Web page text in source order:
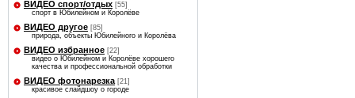
ВИДЕО спорт/отдых [55]
спорт в Юбилейном и Королёве
ВИДЕО другое [85]
природа, объекты Юбилейного и Королёва
ВИДЕО избранное [22]
видео о Юбилейном и Королёве хорошего
качества и профессиональной обработки
ВИДЕО фотонарезка [21]
красивое слайдшоу о городе